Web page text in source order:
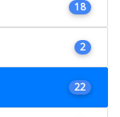
18
2
22